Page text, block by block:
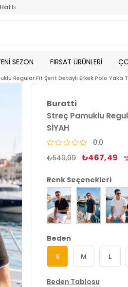
SEZON FIRSAT ÜRÜNLERİ
Regular Fit Şerit Detaylı Erkek Polo Yaka
Buratti
Streç Pamuklu
SİYAH
0.0
₺549,99 ₺467,49
Renk Seçenekleri
Beden
S M L
Beden Tablosu